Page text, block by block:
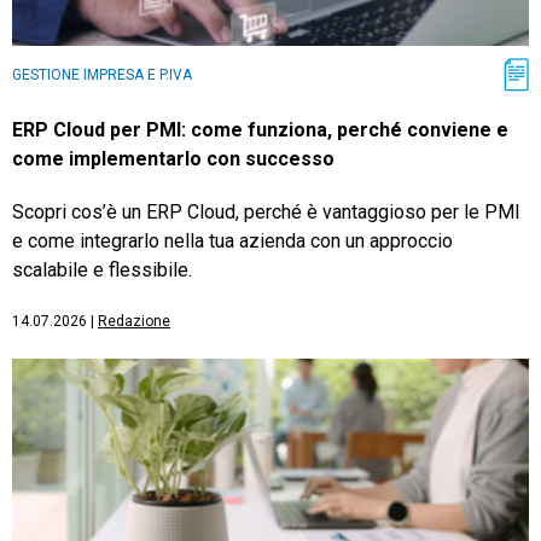
GESTIONE IMPRESA E P.IVA
ERP Cloud per PMI: come funziona, perché conviene e
come implementarlo con successo
Scopri cos’è un ERP Cloud, perché è vantaggioso per le PMI
e come integrarlo nella tua azienda con un approccio
scalabile e flessibile.
14.07.2026 Redazione